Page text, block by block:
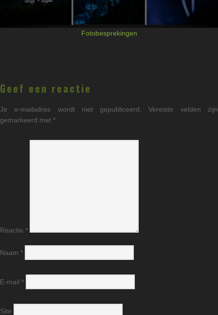
Fotobesprekingen
Geef een reactie
Je e-mailadres wordt niet gepubliceerd.
Vereiste velden zijn
gemarkeerd met *
Reactie *
Naam *
E-mail *
Site